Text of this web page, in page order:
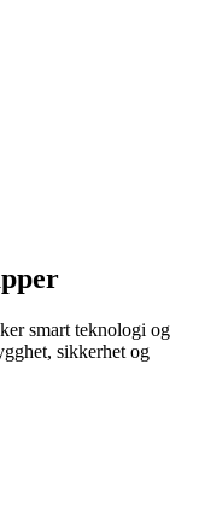
smart teknologi og
sikkerhet og